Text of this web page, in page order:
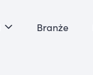
Branże